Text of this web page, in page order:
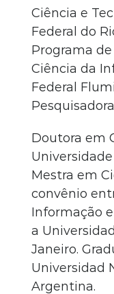
Ciência e
Federal do
Programa
Ciência da
Federal
Doutora em
Mestra em
convênio
Informação
a
Janeiro.
Universidad
Argentina.